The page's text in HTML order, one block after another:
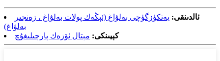
ئالدىنقى: يەتكۈزگۈچى بەلۋاغ (ئېڭەك پولات بەلۋاغ ، زەنجىر
بەلۋاغ)
كېيىنكى: مېتال ئۆزەك پارچىلىغۇچ